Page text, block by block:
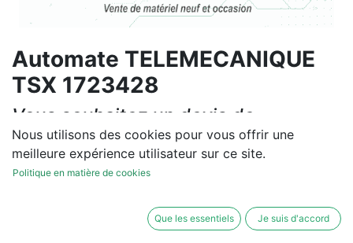
Automate TELEMECANIQUE
TSX 1723428
Vous souhaitez un devis de
réparation ou de vente, un
diagnostic sur site?
Nous utilisons des cookies pour vous offrir une
meilleure expérience utilisateur sur ce site.
Politique en matière de cookies
Que les essentiels Je suis d'accord